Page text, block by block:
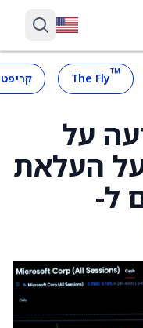
™
The Fly
על
העלאת
ל-